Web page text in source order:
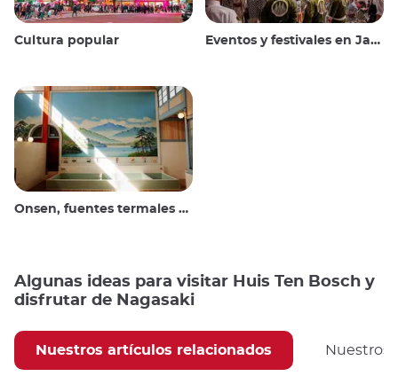
Cultura popular Eventos y festivales en Japón
Onsen, fuentes termales y baños públicos
Algunas ideas para visitar Huis Ten Bosch y
disfrutar de Nagasaki
Nuestros artículos relacionados Nuestros